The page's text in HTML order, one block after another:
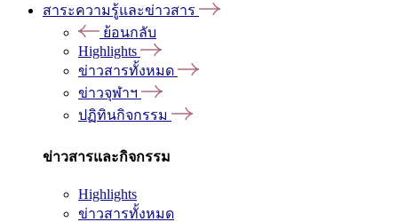
สาระความรู้และข่าวสาร
ย้อนกลับ
Highlights
ข่าวสารทั้งหมด
ข่าวจุฬาฯ
ปฏิทินกิจกรรม
ข่าวสารและกิจกรรม
Highlights
ข่าวสารทั้งหมด